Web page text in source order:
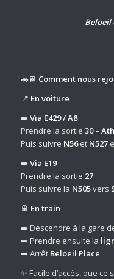
Beloeil
🚗🚆 Comment nous
📍 En voiture
➡️ Via E429 / A8
Prendre la sortie 30 – Ath
Puis suivre N56et N527
➡️ Via E19
Prendre la sortie 27
Puis suivre la N505vers
🚆 En train
➡️ Descendre à la gare
➡️ Prendre ensuite la
➡️ Arrêt Beloeil Place
✨ Facile d’accès, que